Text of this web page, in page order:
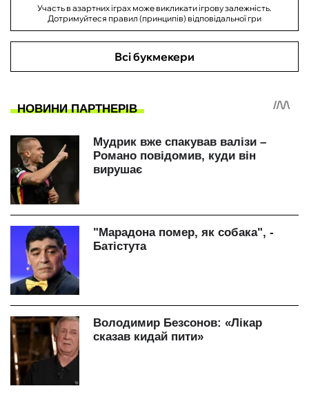
Участь в азартних іграх може викликати ігрову залежність.
Дотримуйтеся правил (принципів) відповідальної гри
Всі букмекери